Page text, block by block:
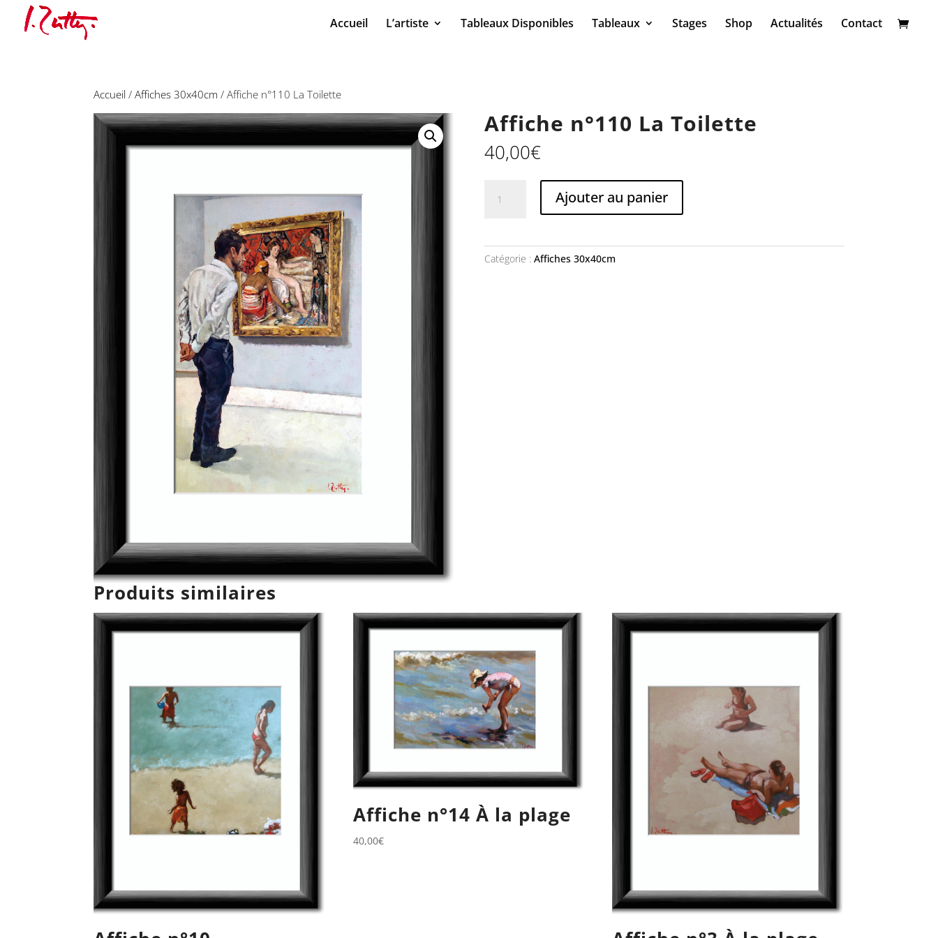
Accueil L’artiste Tableaux Disponibles Tableaux Stages Shop Actualités Contact
Accueil /Affiches 30x40cm / Affiche n°110 La Toilette
Affiche n°110 La Toilette
40,00€
La
Ajouter au panier
Catégorie : Affiches 30x40cm
Produits similaires
Affiche n°14 À la plage
40,00€